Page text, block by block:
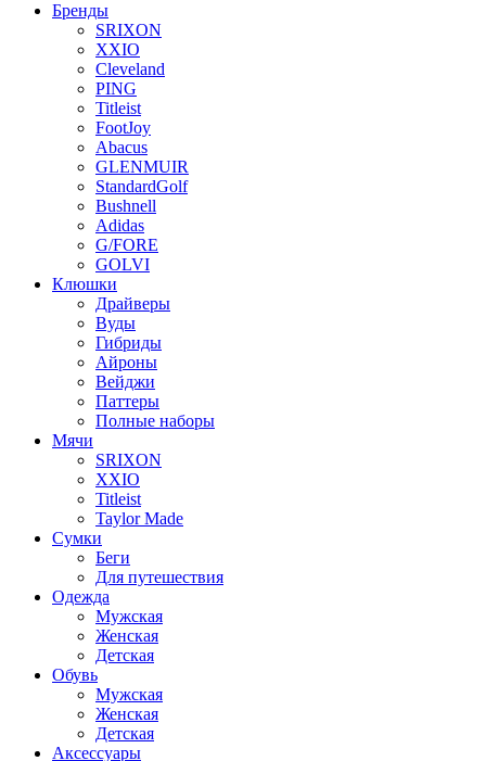
Бренды
SRIXON
XXIO
Cleveland
PING
Titleist
FootJoy
Abacus
GLENMUIR
StandardGolf
Bushnell
Adidas
G/FORE
GOLVI
Клюшки
Драйверы
Вуды
Гибриды
Айроны
Вейджи
Паттеры
Полные наборы
Мячи
SRIXON
XXIO
Titleist
Taylor Made
Сумки
Беги
Для путешествия
Одежда
Мужская
Женская
Детская
Обувь
Мужская
Женская
Детская
Аксессуары